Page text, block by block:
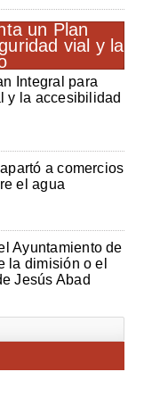
Integral para
y la accesibilidad
a comercios
el agua
Ayuntamiento de
la dimisión o el
Jesús Abad